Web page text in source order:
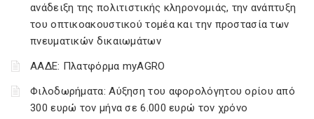
ανάδειξη της πολιτιστικής κληρονομιάς, την ανάπτυξη
του οπτικοακουστικού τομέα και την προστασία των
πνευματικών δικαιωμάτων
ΑΑΔΕ: Πλατφόρμα myAGRO
Φιλοδωρήματα: Αύξηση του αφορολόγητου ορίου από
300 ευρώ τον μήνα σε 6.000 ευρώ τον χρόνο